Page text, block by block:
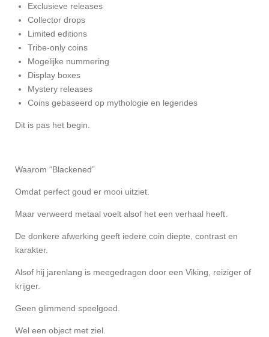
Exclusieve releases
Collector drops
Limited editions
Tribe-only coins
Mogelijke nummering
Display boxes
Mystery releases
Coins gebaseerd op mythologie en legendes
Dit is pas het begin.
Waarom “Blackened”
Omdat perfect goud er mooi uitziet.
Maar verweerd metaal voelt alsof het een verhaal heeft.
De donkere afwerking geeft iedere coin diepte, contrast en
karakter.
Alsof hij jarenlang is meegedragen door een Viking, reiziger of
krijger.
Geen glimmend speelgoed.
Wel een object met ziel.